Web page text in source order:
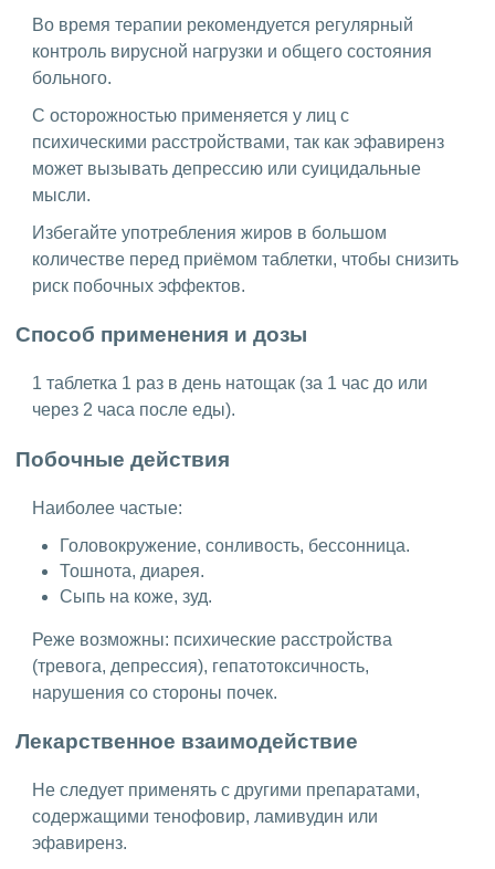
Во время терапии рекомендуется регулярный
контроль вирусной нагрузки и общего состояния
больного.
С осторожностью применяется у лиц с
психическими расстройствами, так как эфавиренз
может вызывать депрессию или суицидальные
мысли.
Избегайте употребления жиров в большом
количестве перед приёмом таблетки, чтобы снизить
риск побочных эффектов.
Способ применения и дозы
1 таблетка 1 раз в день натощак (за 1 час до или
через 2 часа после еды).
Побочные действия
Наиболее частые:
Головокружение, сонливость, бессонница.
Тошнота, диарея.
Сыпь на коже, зуд.
Реже возможны: психические расстройства
(тревога, депрессия), гепатотоксичность,
нарушения со стороны почек.
Лекарственное взаимодействие
Не следует применять с другими препаратами,
содержащими тенофовир, ламивудин или
эфавиренз.